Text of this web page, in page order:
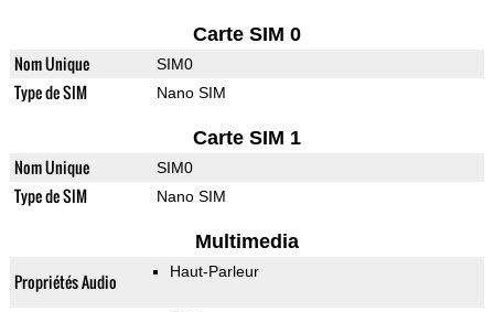
Carte SIM 0
Nom Unique SIM0
Type de SIM Nano SIM
Carte SIM 1
Nom Unique SIM0
Type de SIM Nano SIM
Multimedia
Propriétés Audio Haut-Parleur